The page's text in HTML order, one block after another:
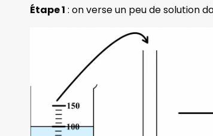
Étape 1 : on verse un peu de solution